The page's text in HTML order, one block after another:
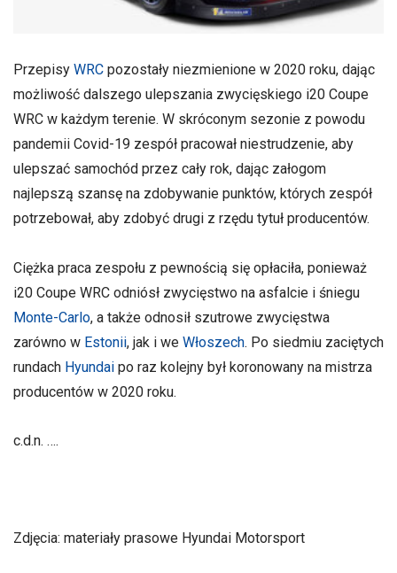
Przepisy WRC pozostały niezmienione w 2020 roku, dając
możliwość dalszego ulepszania zwycięskiego i20 Coupe
WRC w każdym terenie. W skróconym sezonie z powodu
pandemii Covid-19 zespół pracował niestrudzenie, aby
ulepszać samochód przez cały rok, dając załogom
najlepszą szansę na zdobywanie punktów, których zespół
potrzebował, aby zdobyć drugi z rzędu tytuł producentów.
Ciężka praca zespołu z pewnością się opłaciła, ponieważ
i20 Coupe WRC odniósł zwycięstwo na asfalcie i śniegu
Monte-Carlo, a także odnosił szutrowe zwycięstwa
zarówno w Estonii, jak i we Włoszech. Po siedmiu zaciętych
rundach Hyundai po raz kolejny był koronowany na mistrza
producentów w 2020 roku.
c.d.n. ….
Zdjęcia: materiały prasowe Hyundai Motorsport